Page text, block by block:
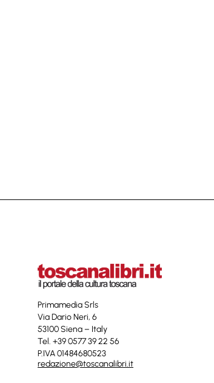
Primamedia Srls
Via Dario Neri, 6
53100 Siena – Italy
Tel. +39 0577 39 22 56
P.IVA 01484680523
redazione@toscanalibri.it